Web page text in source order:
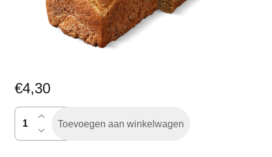
€4,30
Dommels
donker
Toevoegen aan winkelwagen